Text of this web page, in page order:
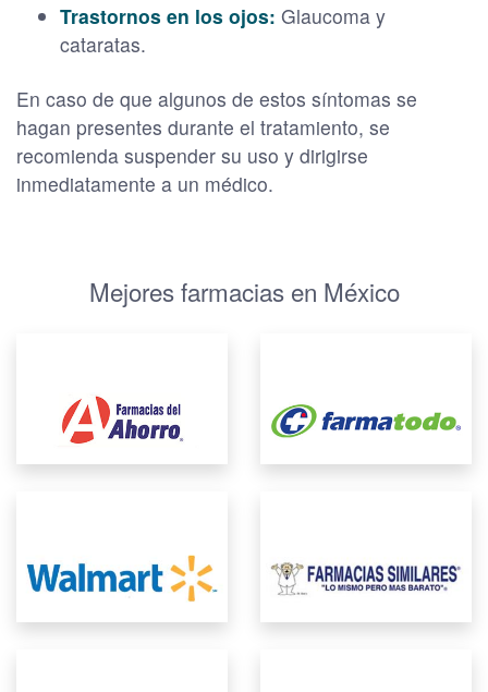
Trastornos en los ojos: Glaucoma y
cataratas.
En caso de que algunos de estos síntomas se
hagan presentes durante el tratamiento, se
recomienda suspender su uso y dirigirse
inmediatamente a un médico.
Mejores farmacias en México